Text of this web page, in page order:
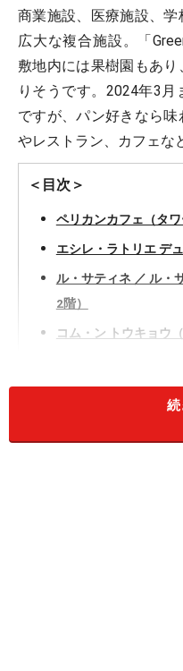
商業施設、医療施設、
広大な複合施設。「
敷地内には果樹園もあ
りそうです。2024年3
ですが、パン好きなら
やレストラン、カフェな
＜目次＞
ペリカンカフェ（タワ
エシレ・ラトリエ デ
ル・サティネ ／ ル・
2階）
コム・ン トウキョウ
ー」のパン（ガーデ
続